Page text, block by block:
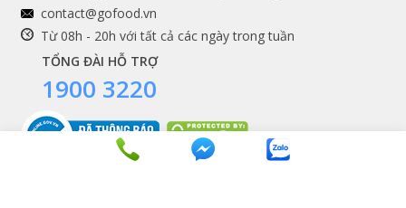
Shopee
DỊCH VỤ
Premium services
contact@gofood.vn
Từ 08h - 20h với tất cả các ngày trong tuần
TỔNG ĐÀI HỖ TRỢ
1900 3220